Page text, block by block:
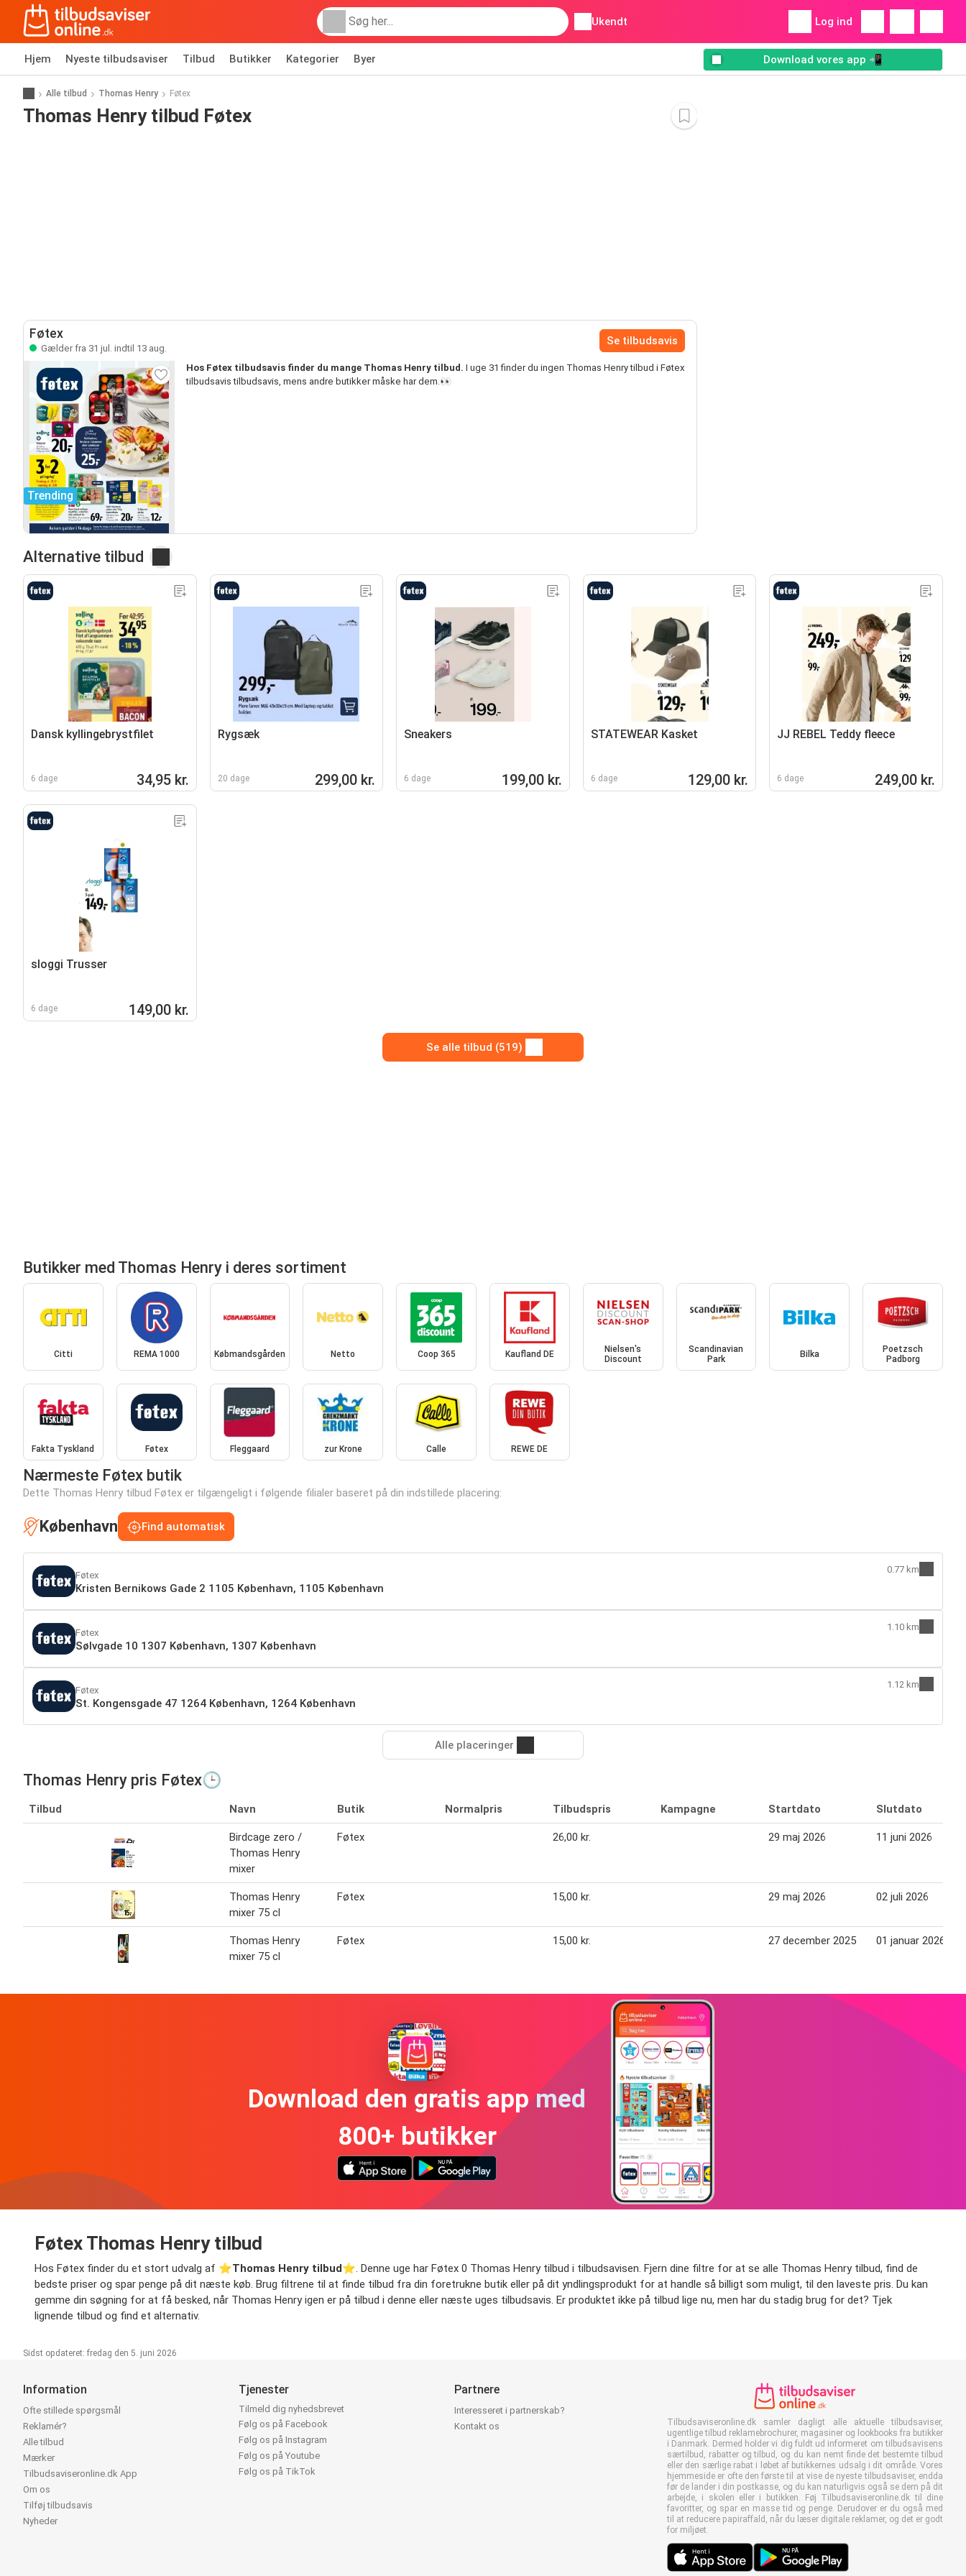
Ukendt Log ind
Hjem Nyeste tilbudsaviser Tilbud Butikker Kategorier Byer Download vores app 📲
Alle tilbud Thomas Henry Føtex
Thomas Henry tilbud Føtex
Føtex
Gælder fra 31 jul. indtil 13 aug.
Se tilbudsavis
Trending
Hos Føtex tilbudsavis finder du mange Thomas Henry tilbud. I uge 31 finder du ingen Thomas Henry tilbud i Føtex
tilbudsavis tilbudsavis, mens andre butikker måske har dem.👀
Alternative tilbud
Dansk kyllingebrystfilet
6 dage 34,95 kr.
Rygsæk
20 dage 299,00 kr.
Sneakers
6 dage 199,00 kr.
STATEWEAR Kasket
6 dage 129,00 kr.
JJ REBEL Teddy fleece
6 dage 249,00 kr.
sloggi Trusser
6 dage 149,00 kr.
Se alle tilbud (519)
Butikker med Thomas Henry i deres sortiment
Citti REMA 1000 Købmandsgården Netto Coop 365 Kaufland DE
Nielsen's
Discount
Scandinavian
Park
Bilka
Poetzsch
Padborg
Fakta Tyskland Føtex Fleggaard zur Krone Calle REWE DE
Nærmeste Føtex butik
Dette Thomas Henry tilbud Føtex er tilgængeligt i følgende filialer baseret på din indstillede placering:
København Find automatisk
Føtex
Kristen Bernikows Gade 2 1105 København, 1105 København
0.77 km
Føtex
Sølvgade 10 1307 København, 1307 København
1.10 km
Føtex
St. Kongensgade 47 1264 København, 1264 København
1.12 km
Alle placeringer
Thomas Henry pris Føtex🕒
Tilbud Navn Butik Normalpris Tilbudspris Kampagne Startdato Slutdato
Birdcage zero /
Thomas Henry
mixer
Føtex 26,00 kr. 29 maj 2026 11 juni 2026
Thomas Henry
mixer 75 cl
Føtex 15,00 kr. 29 maj 2026 02 juli 2026
Thomas Henry
mixer 75 cl
Føtex 15,00 kr. 27 december 2025 01 januar 2026
Download den gratis app med
800+ butikker
Føtex Thomas Henry tilbud
Hos Føtex finder du et stort udvalg af ⭐️Thomas Henry tilbud⭐️. Denne uge har Føtex 0 Thomas Henry tilbud i tilbudsavisen. Fjern dine filtre for at se alle Thomas Henry tilbud, find de
bedste priser og spar penge på dit næste køb. Brug filtrene til at finde tilbud fra din foretrukne butik eller på dit yndlingsprodukt for at handle så billigt som muligt, til den laveste pris. Du kan
gemme din søgning for at få besked, når Thomas Henry igen er på tilbud i denne eller næste uges tilbudsavis. Er produktet ikke på tilbud lige nu, men har du stadig brug for det? Tjek
lignende tilbud og find et alternativ.
Sidst opdateret: fredag den 5. juni 2026
Information
Ofte stillede spørgsmål
Reklamér?
Alle tilbud
Mærker
Tilbudsaviseronline.dk App
Om os
Tilføj tilbudsavis
Nyheder
Tjenester
Tilmeld dig nyhedsbrevet
Følg os på Facebook
Følg os på Instagram
Følg os på Youtube
Følg os på TikTok
Partnere
Interesseret i partnerskab?
Kontakt os
Tilbudsaviseronline.dk samler dagligt alle aktuelle tilbudsaviser,
ugentlige tilbud reklamebrochurer, magasiner og lookbooks fra butikker
i Danmark. Dermed holder vi dig fuldt ud informeret om tilbudsavisens
særtilbud, rabatter og tilbud, og du kan nemt finde det bestemte tilbud
eller den særlige rabat i løbet af butikkernes udsalg i dit område. Vores
hjemmeside er ofte den første til at vise de nyeste tilbudsaviser, endda
før de lander i din postkasse, og du kan naturligvis også se dem på dit
arbejde, i skolen eller i butikken. Føj Tilbudsaviseronline.dk til dine
favoritter, og spar en masse tid og penge. Derudover er du også med
til at reducere papiraffald, når du læser digitale reklamer, og det er godt
for miljøet.